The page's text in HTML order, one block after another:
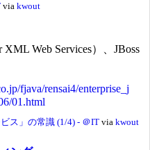
via kwout
Web Services）、JBoss
ス」の常識 (1/4) - ＠IT via kwout